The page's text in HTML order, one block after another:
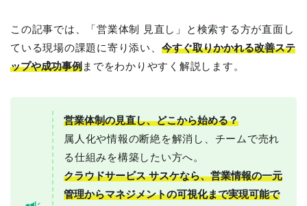
この記事では、「営業体制 見直し」と検索する方が直面し
ている現場の課題に寄り添い、 今すぐ取りかかれる改善ステ
ップや成功事例までをわかりやすく解説します。
営業体制の見直し、どこから始める？
属人化や情報の断絶を解消し、チームで売れ
る仕組みを構築したい方へ。
クラウドサービス サスケなら、営業情報の一元
管理からマネジメントの可視化まで実現可能で